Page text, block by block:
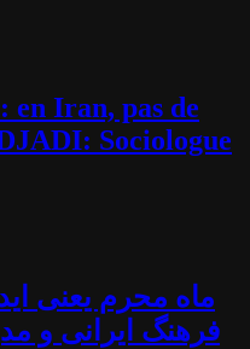
en Iran, pas de
Sociologue
ماه محرم یعنی
فرهنگ ایرانی و